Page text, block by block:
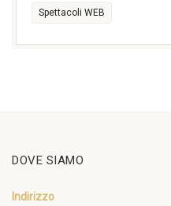
Spettacoli WEB
DOVE SIAMO
Indirizzo